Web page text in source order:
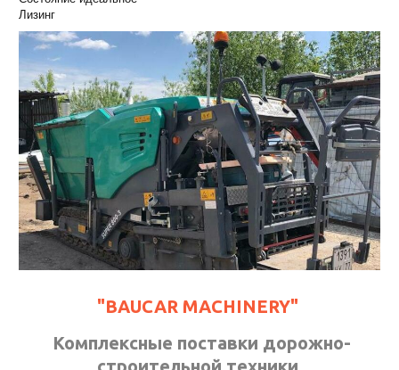
Лизинг
"BAUCAR MACHINERY"
Комплексные поставки дорожно-
строительной техники